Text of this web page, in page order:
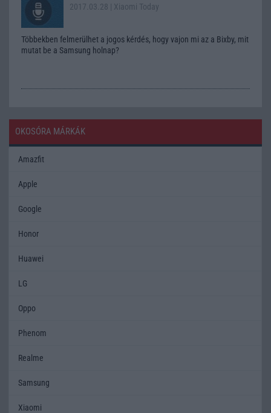
2017.03.28 | Xiaomi Today
Többekben felmerülhet a jogos kérdés, hogy vajon mi az a Bixby, mit
mutat be a Samsung holnap?
OKOSÓRA MÁRKÁK
Amazfit
Apple
Google
Honor
Huawei
LG
Oppo
Phenom
Realme
Samsung
Xiaomi